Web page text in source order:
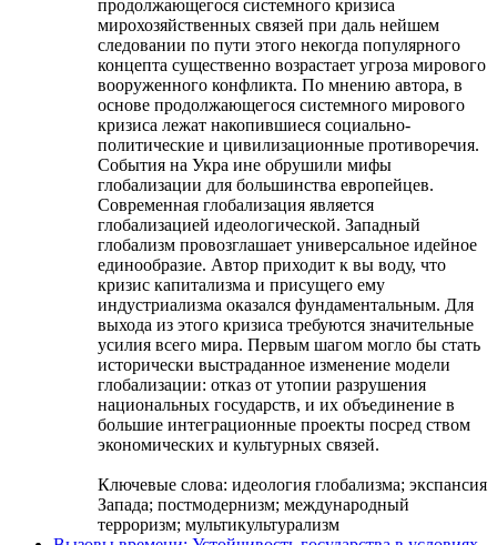
продолжающегося системного кризиса
мирохозяйственных связей при даль нейшем
следовании по пути этого некогда популярного
концепта существенно возрастает угроза мирового
вооруженного конфликта. По мнению автора, в
основе продолжающегося системного мирового
кризиса лежат накопившиеся социально-
политические и цивилизационные противоречия.
События на Укра ине обрушили мифы
глобализации для большинства европейцев.
Современная глобализация является
глобализацией идеологической. Западный
глобализм провозглашает универсальное идейное
единообразие. Автор приходит к вы воду, что
кризис капитализма и присущего ему
индустриализма оказался фундаментальным. Для
выхода из этого кризиса требуются значительные
усилия всего мира. Первым шагом могло бы стать
исторически выстраданное изменение модели
глобализации: отказ от утопии разрушения
национальных государств, и их объединение в
большие интеграционные проекты посред ством
экономических и культурных связей.
Ключевые слова: идеология глобализма; экспансия
Запада; постмодернизм; международный
терроризм; мультикультурализм